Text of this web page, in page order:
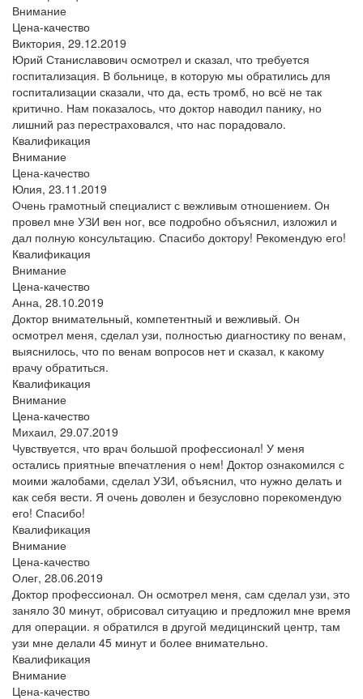
Внимание
Цена-качество
Виктория, 29.12.2019
Юрий Станиславович осмотрел и сказал, что требуется
госпитализация. В больнице, в которую мы обратились для
госпитализации сказали, что да, есть тромб, но всё не так
критично. Нам показалось, что доктор наводил панику, но
лишний раз перестраховался, что нас порадовало.
Квалификация
Внимание
Цена-качество
Юлия, 23.11.2019
Очень грамотный специалист с вежливым отношением. Он
провел мне УЗИ вен ног, все подробно объяснил, изложил и
дал полную консультацию. Спасибо доктору! Рекомендую его!
Квалификация
Внимание
Цена-качество
Анна, 28.10.2019
Доктор внимательный, компетентный и вежливый. Он
осмотрел меня, сделал узи, полностью диагностику по венам,
выяснилось, что по венам вопросов нет и сказал, к какому
врачу обратиться.
Квалификация
Внимание
Цена-качество
Михаил, 29.07.2019
Чувствуется, что врач большой профессионал! У меня
остались приятные впечатления о нем! Доктор ознакомился с
моими жалобами, сделал УЗИ, объяснил, что нужно делать и
как себя вести. Я очень доволен и безусловно порекомендую
его! Спасибо!
Квалификация
Внимание
Цена-качество
Олег, 28.06.2019
Доктор профессионал. Он осмотрел меня, сам сделал узи, это
заняло 30 минут, обрисовал ситуацию и предложил мне время
для операции. я обратился в другой медицинский центр, там
узи мне делали 45 минут и более внимательно.
Квалификация
Внимание
Цена-качество